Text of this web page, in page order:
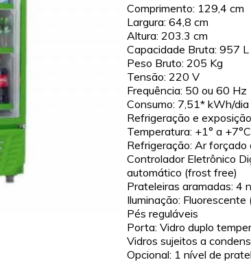
Comprimento: 129,4 cm
Largura: 64,8 cm
Altura: 203.3 cm
Capacidade Bruta: 957 L
Peso Bruto: 205 Kg
Tensão: 220 V
Frequência: 50 ou 60 Hz
Consumo: 7,51* kWh/dia
Refrigeração e
Temperatura: +1° a +7°C
Refrigeração: Ar
Controlador Eletrônico
automático (frost free)
Prateleiras aramadas: 4
Iluminação:
Pés reguláveis
Porta: Vidro duplo
Vidros sujeitos a
Opcional: 1 nível de